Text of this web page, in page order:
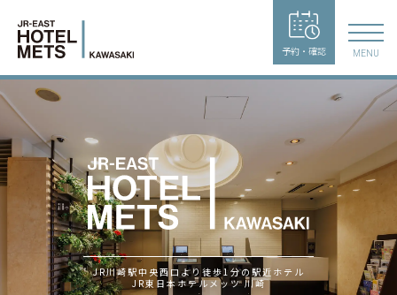
予約・確認 MENU
JR川崎駅中央西口より徒歩1分の駅近ホテル
JR東日本ホテルメッツ 川崎